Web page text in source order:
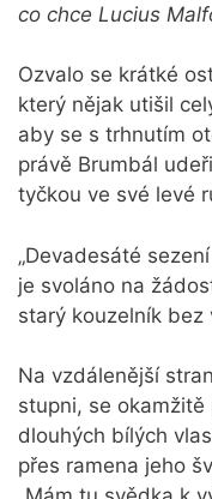
co chce Lucius
Ozvalo se krátké
který nějak utišil
aby se s trhnutím
právě Brumbál
tyčkou ve své levé
„Devadesáté
je svoláno na
starý kouzelník bez
Na vzdálenější
stupni, se
dlouhých bílých
přes ramena jeho